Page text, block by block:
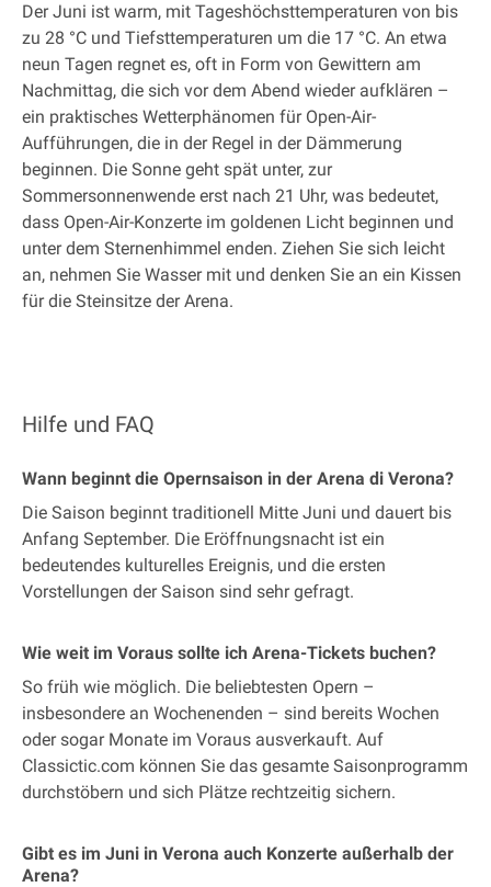
Der Juni ist warm, mit Tageshöchsttemperaturen von bis
zu 28 °C und Tiefsttemperaturen um die 17 °C. An etwa
neun Tagen regnet es, oft in Form von Gewittern am
Nachmittag, die sich vor dem Abend wieder aufklären –
ein praktisches Wetterphänomen für Open-Air-
Aufführungen, die in der Regel in der Dämmerung
beginnen. Die Sonne geht spät unter, zur
Sommersonnenwende erst nach 21 Uhr, was bedeutet,
dass Open-Air-Konzerte im goldenen Licht beginnen und
unter dem Sternenhimmel enden. Ziehen Sie sich leicht
an, nehmen Sie Wasser mit und denken Sie an ein Kissen
für die Steinsitze der Arena.
Hilfe und FAQ
Wann beginnt die Opernsaison in der Arena di Verona?
Die Saison beginnt traditionell Mitte Juni und dauert bis
Anfang September. Die Eröffnungsnacht ist ein
bedeutendes kulturelles Ereignis, und die ersten
Vorstellungen der Saison sind sehr gefragt.
Wie weit im Voraus sollte ich Arena-Tickets buchen?
So früh wie möglich. Die beliebtesten Opern –
insbesondere an Wochenenden – sind bereits Wochen
oder sogar Monate im Voraus ausverkauft. Auf
Classictic.com können Sie das gesamte Saisonprogramm
durchstöbern und sich Plätze rechtzeitig sichern.
Gibt es im Juni in Verona auch Konzerte außerhalb der
Arena?